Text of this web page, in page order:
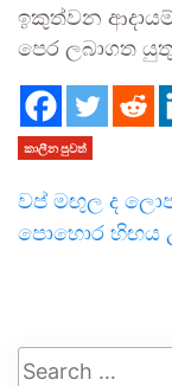
ඉකුත්වන ආදායම්
පෙර ලබාගත
කාලීන පුවත්
වප් මඟුල ද
පොහොර හිඟය